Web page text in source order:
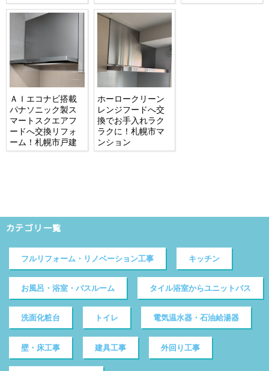
ＡＩエコナビ搭載
パナソニック製ス
マートスクエアフ
ードへ交換リフォ
ーム！札幌市戸建
ホーロークリーン
レンジフードへ交
換でお手入れラク
ラクに！札幌市マ
ンション
カテゴリ一覧
フルリフォーム・リノベーション工事 キッチン
お風呂・浴室・バスルーム タイル浴室からユニットバス
洗面化粧台 トイレ 電気温水器・石油給湯器
壁・床工事 建具工事 外回り工事